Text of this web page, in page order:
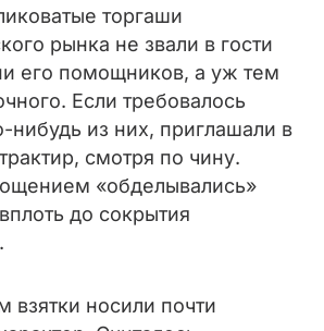
торгаши
рынка не звали в гости
его помощников, а уж тем
Если требовалось
нибудь из них, приглашали в
смотря по чину.
«обделывались»
до сокрытия
взятки носили почти